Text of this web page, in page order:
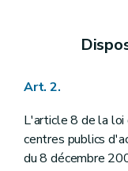
Art. 36
Art. 39
Art. 2.
L'article 8 de la
centres publics
du 8 décembre